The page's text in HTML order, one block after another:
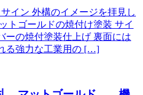
イン 外構のイメージを拝見し
トゴールドの焼付け塗装 サイ
ーの焼付塗装仕上げ 裏面には
る強力な工業用の […]